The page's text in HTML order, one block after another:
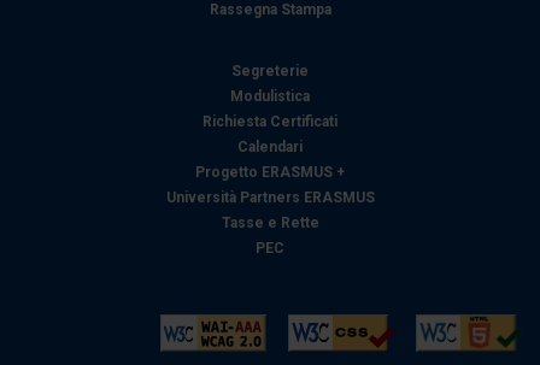
Rassegna Stampa
Segreterie
Modulistica
Richiesta Certificati
Calendari
Progetto ERASMUS +
Università Partners ERASMUS
Tasse e Rette
PEC